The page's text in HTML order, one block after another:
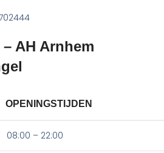
AH Arnhem
OPENINGSTIJDEN
08:00 – 22:00